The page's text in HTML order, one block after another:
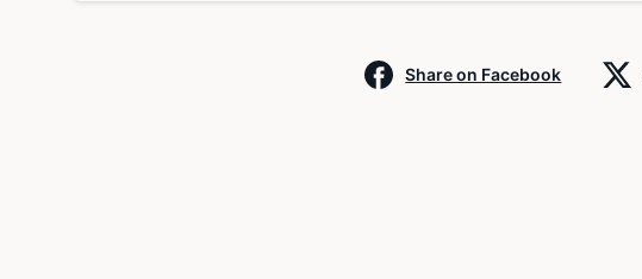
Share on Facebook